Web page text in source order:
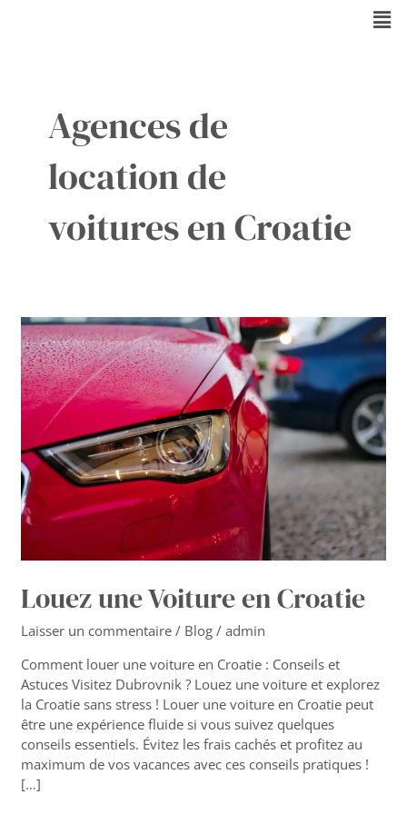
Agences de
location de
voitures en Croatie
Louez une Voiture en Croatie
Laisser un commentaire / Blog /admin
Comment louer une voiture en Croatie : Conseils et
Astuces Visitez Dubrovnik ? Louez une voiture et explorez
la Croatie sans stress ! Louer une voiture en Croatie peut
être une expérience fluide si vous suivez quelques
conseils essentiels. Évitez les frais cachés et profitez au
maximum de vos vacances avec ces conseils pratiques !
[…]
Louez
une
Voiture
en
Croatie